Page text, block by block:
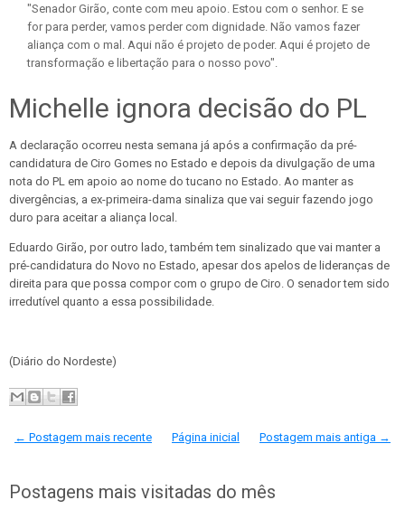
"Senador Girão, conte com meu apoio. Estou com o senhor. E se
for para perder, vamos perder com dignidade. Não vamos fazer
aliança com o mal. Aqui não é projeto de poder. Aqui é projeto de
transformação e libertação para o nosso povo".
Michelle ignora decisão do PL
A declaração ocorreu nesta semana já após a confirmação da pré-
candidatura de Ciro Gomes no Estado e depois da divulgação de uma
nota do PL em apoio ao nome do tucano no Estado. Ao manter as
divergências, a ex-primeira-dama sinaliza que vai seguir fazendo jogo
duro para aceitar a aliança local.
Eduardo Girão, por outro lado, também tem sinalizado que vai manter a
pré-candidatura do Novo no Estado, apesar dos apelos de lideranças de
direita para que possa compor com o grupo de Ciro. O senador tem sido
irredutível quanto a essa possibilidade.
(Diário do Nordeste)
← Postagem mais recente Postagem mais antiga →
Página inicial
Postagens mais visitadas do mês